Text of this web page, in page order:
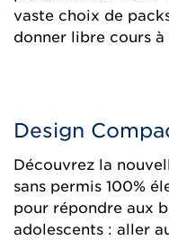
vaste choix de
donner libre cours à
Design
Découvrez la
sans permis 100%
pour répondre aux
adolescents : aller